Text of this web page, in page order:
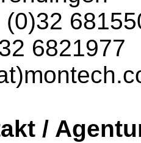
6821977
/